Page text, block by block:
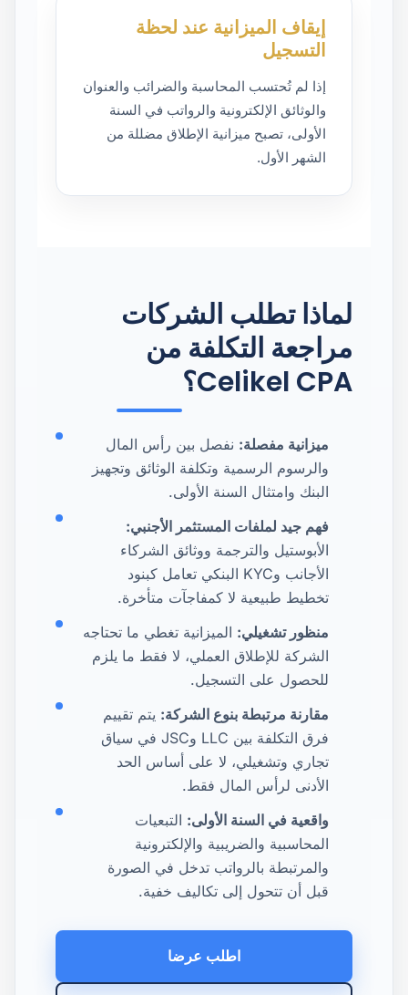
إيقاف الميزانية عند لحظة
التسجيل
إذا لم تُحتسب المحاسبة والضرائب والعنوان
والوثائق الإلكترونية والرواتب في السنة
الأولى، تصبح ميزانية الإطلاق مضللة من
الشهر الأول.
لماذا تطلب الشركات
مراجعة التكلفة من
Celikel CPA؟
ميزانية مفصلة: نفصل بين رأس المال
والرسوم الرسمية وتكلفة الوثائق وتجهيز
البنك وامتثال السنة الأولى.
فهم جيد لملفات المستثمر الأجنبي:
الأبوستيل والترجمة ووثائق الشركاء
الأجانب وKYC البنكي تعامل كبنود
تخطيط طبيعية لا كمفاجآت متأخرة.
منظور تشغيلي: الميزانية تغطي ما تحتاجه
الشركة للإطلاق العملي، لا فقط ما يلزم
للحصول على التسجيل.
مقارنة مرتبطة بنوع الشركة: يتم تقييم
فرق التكلفة بين LLC وJSC في سياق
تجاري وتشغيلي، لا على أساس الحد
الأدنى لرأس المال فقط.
واقعية في السنة الأولى: التبعيات
المحاسبية والضريبية والإلكترونية
والمرتبطة بالرواتب تدخل في الصورة
قبل أن تتحول إلى تكاليف خفية.
اطلب عرضا